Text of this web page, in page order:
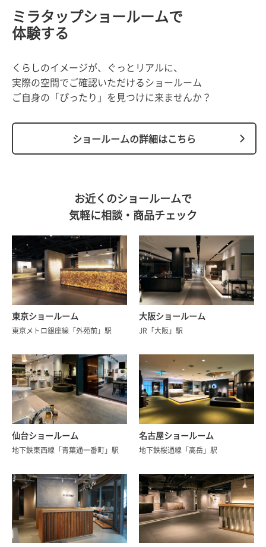
ミラタップショールームで
体験する
くらしのイメージが、ぐっとリアルに、
実際の空間でご確認いただけるショールーム
ご自身の「ぴったり」を見つけに来ませんか？
ショールームの詳細はこちら
お近くのショールームで
気軽に相談・商品チェック
東京ショールーム
東京メトロ銀座線「外苑前」駅
大阪ショールーム
JR「大阪」駅
仙台ショールーム
地下鉄東西線「青葉通一番町」駅
名古屋ショールーム
地下鉄桜通線「高岳」駅